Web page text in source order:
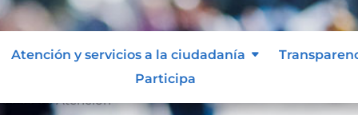
Atención y servicios a la ciudadanía
Participa